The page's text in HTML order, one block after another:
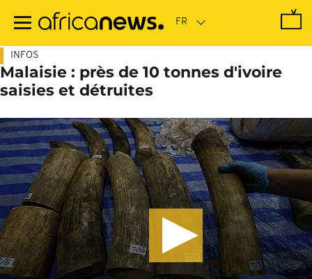
contenu
INFOS
Malaisie : près de 10 tonnes d'ivoire
saisies et détruites